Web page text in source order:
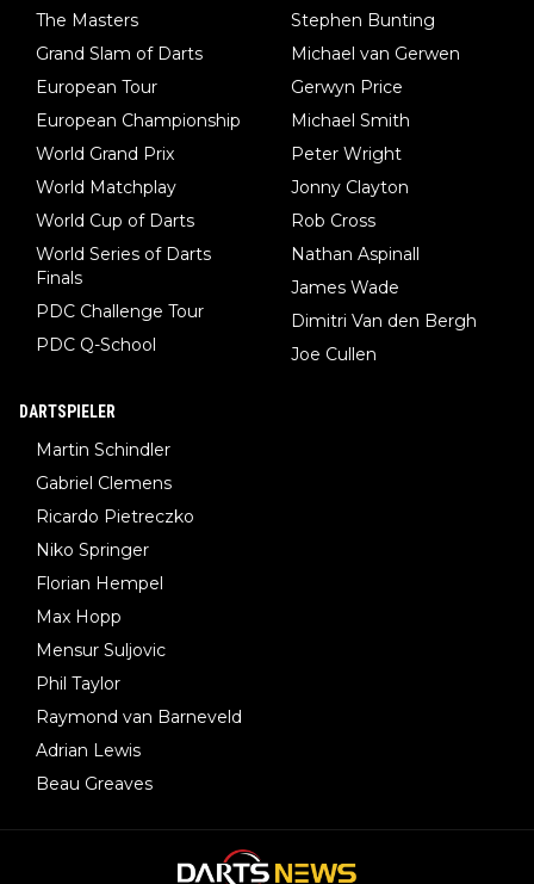
The Masters
Grand Slam of Darts
European Tour
European Championship
World Grand Prix
World Matchplay
World Cup of Darts
World Series of Darts
Finals
PDC Challenge Tour
PDC Q-School
Stephen Bunting
Michael van Gerwen
Gerwyn Price
Michael Smith
Peter Wright
Jonny Clayton
Rob Cross
Nathan Aspinall
James Wade
Dimitri Van den Bergh
Joe Cullen
DARTSPIELER
Martin Schindler
Gabriel Clemens
Ricardo Pietreczko
Niko Springer
Florian Hempel
Max Hopp
Mensur Suljovic
Phil Taylor
Raymond van Barneveld
Adrian Lewis
Beau Greaves